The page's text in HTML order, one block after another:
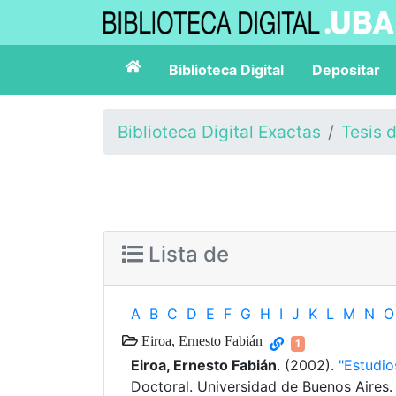
Biblioteca Digital Depositar
Biblioteca Digital Exactas Tesis
Lista de
A B C D E F G H I J K L M N O
Eiroa, Ernesto Fabián 1
Eiroa, Ernesto Fabián. (2002).
Doctoral. Universidad de Buenos